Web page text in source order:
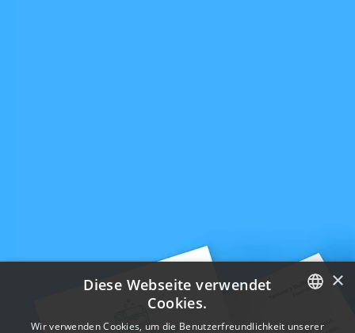
ENGLISH
×
Diese Webseite verwendet
Cookies.
Wir verwenden Cookies, um die Benutzerfreundlichkeit unserer